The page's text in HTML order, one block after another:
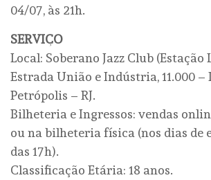
04/07, às 21h.
SERVIÇO
Local: Soberano Jazz Club (Estação
Estrada União e Indústria, 11.000 –
Petrópolis – RJ.
Bilheteria e Ingressos: vendas
ou na bilheteria física (nos dias de
das 17h).
Classificação Etária: 18 anos.